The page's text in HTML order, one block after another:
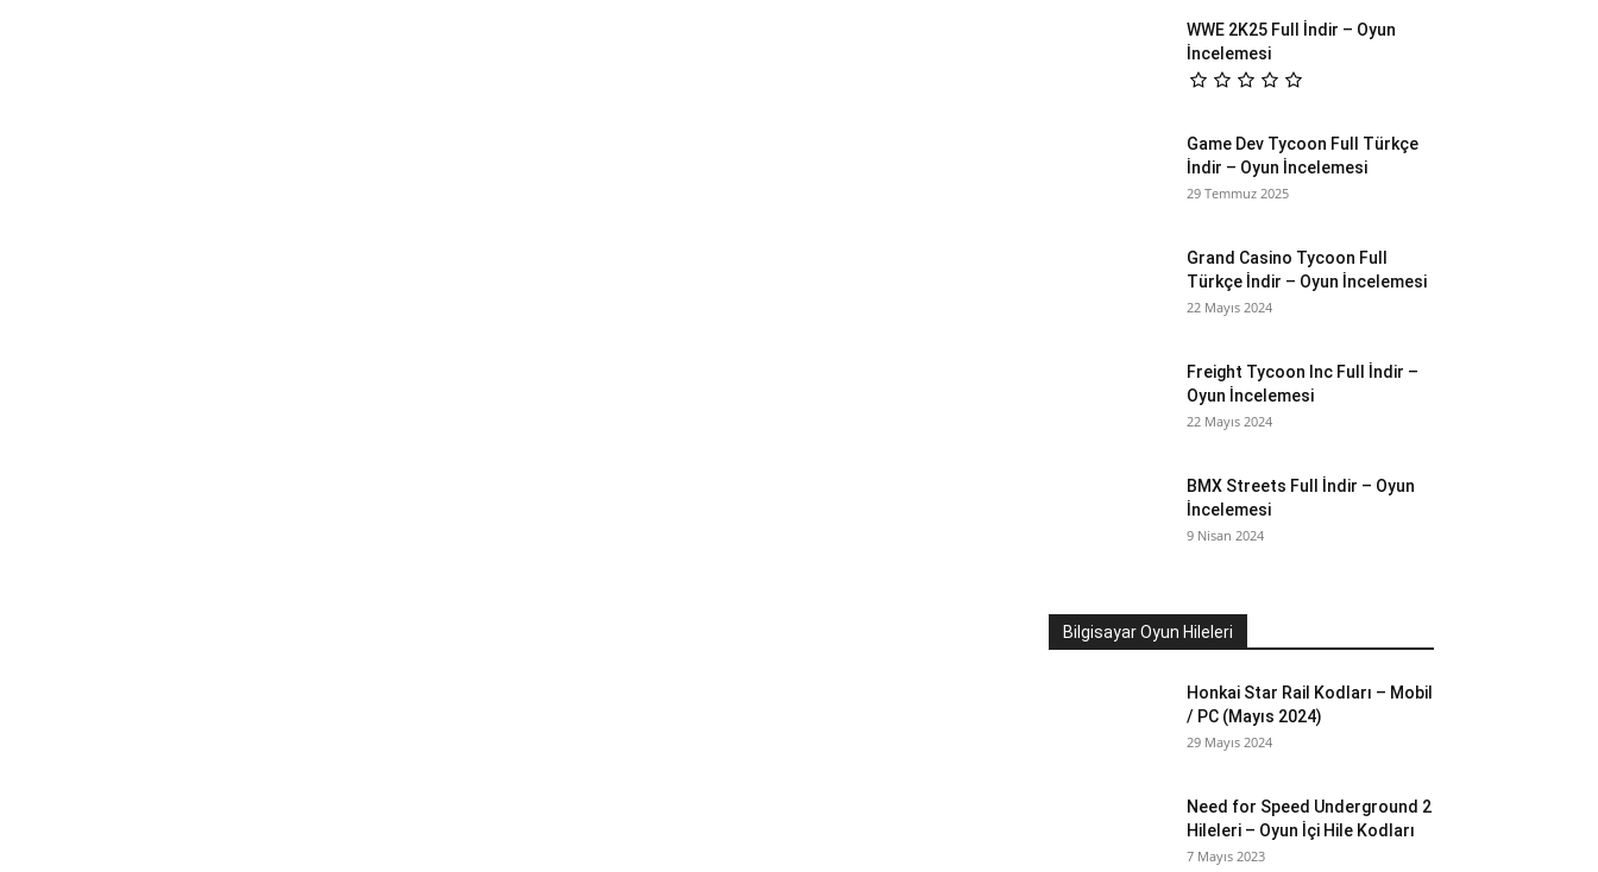
WWE 2K25 Full İndir – Oyun
İncelemesi
Game Dev Tycoon Full Türkçe
İndir – Oyun İncelemesi
29 Temmuz 2025
Grand Casino Tycoon Full
Türkçe İndir – Oyun İncelemesi
22 Mayıs 2024
Freight Tycoon Inc Full İndir –
Oyun İncelemesi
22 Mayıs 2024
BMX Streets Full İndir – Oyun
İncelemesi
9 Nisan 2024
Bilgisayar Oyun Hileleri
Honkai Star Rail Kodları – Mobil
/ PC (Mayıs 2024)
29 Mayıs 2024
Need for Speed Underground 2
Hileleri – Oyun İçi Hile Kodları
7 Mayıs 2023